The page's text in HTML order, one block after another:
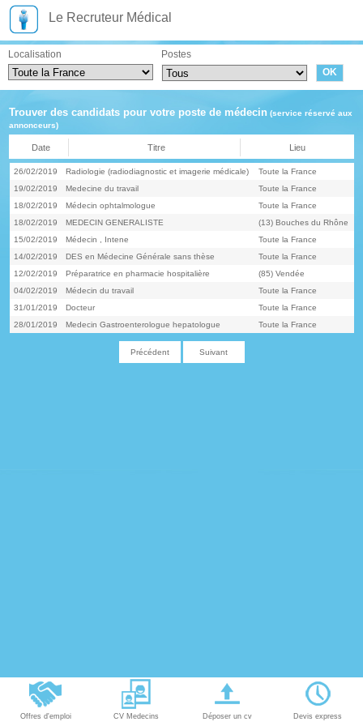
Le Recruteur Médical
Localisation Postes
Trouver des candidats pour votre poste de médecin (service réservé aux
annonceurs)
Date Titre Lieu
26/02/2019 Radiologie (radiodiagnostic et imagerie médicale)
Toute la France
19/02/2019
Medecine du travail
Toute la France
18/02/2019
Médecin ophtalmologue
Toute la France
18/02/2019
MEDECIN GENERALISTE
(13) Bouches du Rhône
15/02/2019
Médecin , Intene
Toute la France
14/02/2019
DES en Médecine Générale sans thèse
Toute la France
12/02/2019
Préparatrice en pharmacie hospitalière
(85) Vendée
04/02/2019
Médecin du travail
Toute la France
31/01/2019
Docteur
Toute la France
28/01/2019
Medecin Gastroenterologue hepatologue Toute la France
Précédent Suivant
Offres d'emploi CV Medecins Déposer un cv Devis express